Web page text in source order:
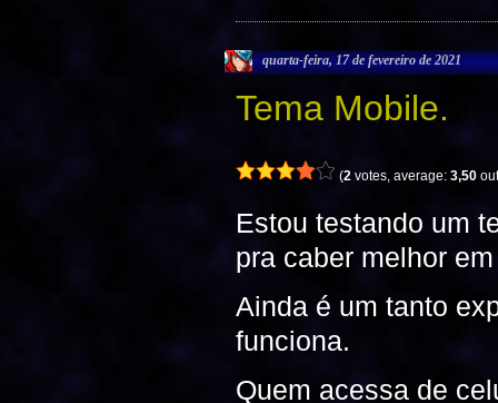
quarta-feira, 17 de fevereiro de 2021
Tema Mobile.
(2 votes, average:3,50
Estou testando um
pra caber melhor
Ainda é um tanto
funciona.
Quem acessa de